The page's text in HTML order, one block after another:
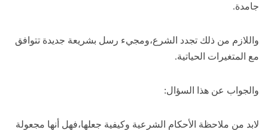
جامدة.
واللازم من ذلك تجدد الشرع،ومجيء رسل بشريعة جديدة تتوافق
مع المتغيرات الحياتية.
والجواب عن هذا السؤال:
لابد من ملاحظة الأحكام الشرعية وكيفية جعلها،فهل أنها مجعولة